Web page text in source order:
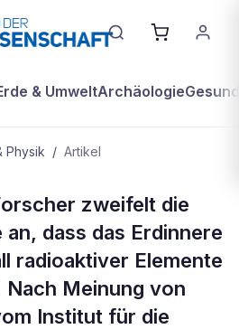
& UmweltArchäologie
Physik / Artikel
heizt das
zweifelt die
dass das Erdinnere
radioaktiver Elemente
Meinung von
Institut für die